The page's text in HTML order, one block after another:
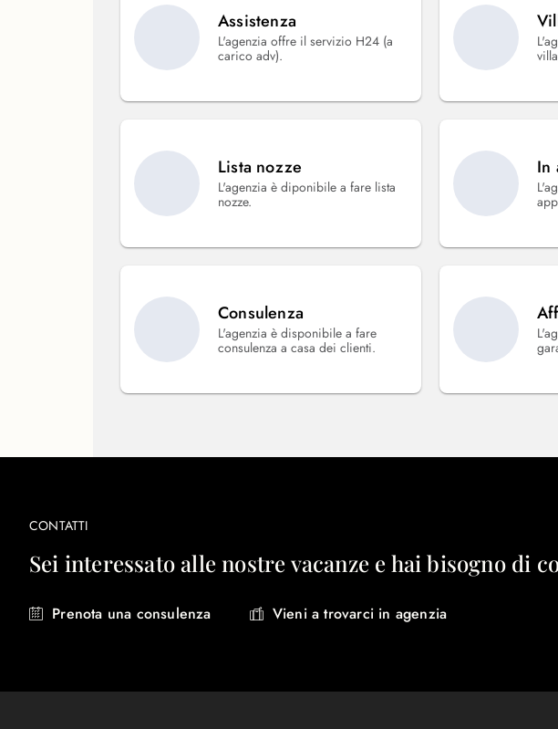
Assistenza
L'agenzia offre il servizio H24 (a
carico adv).
Lista nozze
L'agenzia è diponibile a fare lista
nozze.
In
Consulenza
L'agenzia è disponibile a fare
consulenza a casa dei clienti.
CONTATTI
Sei interessato alle nostre vacanze e hai bisogno di
Prenota una consulenza Vieni a trovarci in agenzia